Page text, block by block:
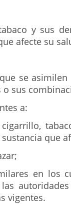
y sus
afecte su
se asimilen
o sus
a:
que
en los
vigentes.